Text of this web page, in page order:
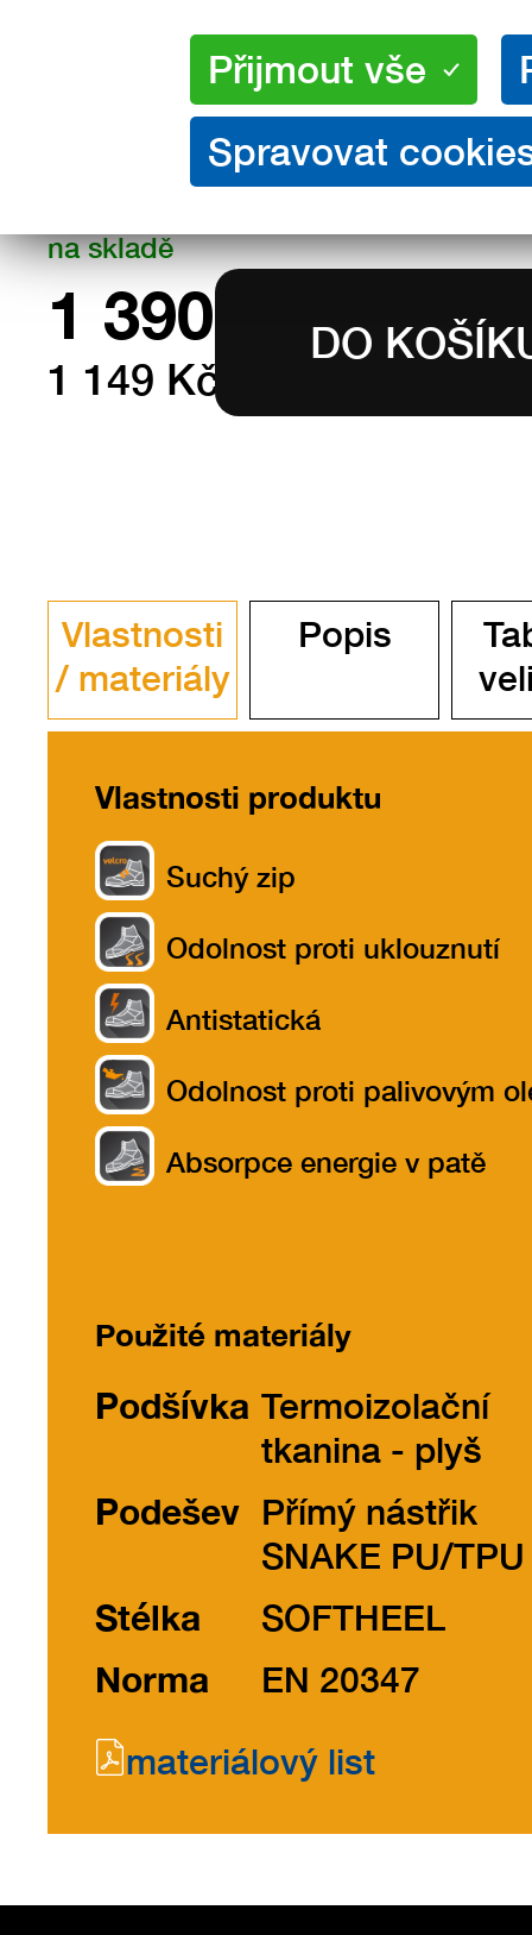
Velikosti:
43
44 45 46
na skladě
1 390Kč s DPH
1 149 Kč bez DPH
Vlastnosti
/ materiály
Popis
Vlastnosti produktu
Suchý zip
Odolnost proti uklouznutí
Antistatická
Odolnost proti palivovým
Absorpce energie v patě
Použité materiály
Podšívka Termoizolační
tkanina - plyš
Podešev Přímý nástřik
SNAKE PU/TPU
Stélka
SOFTHEEL
Norma
EN 20347
materiálový list